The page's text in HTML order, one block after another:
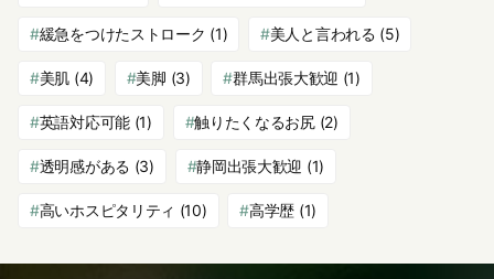
緩急をつけたストローク (1) 美人と言われる (5)
美肌 (4) 美脚 (3) 群馬出張大歓迎 (1)
英語対応可能(1) 触りたくなるお尻(2)
透明感がある (3) 静岡出張大歓迎 (1)
高いホスピタリティ (10) 高学歴 (1)